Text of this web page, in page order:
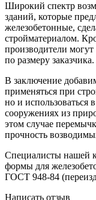
Широкий спектр
зданий, которые
железобетонные,
стройматериалом.
производители
по размеру заказчика.
В заключение
применяться при
но и использоваться
сооружениях из
этом случае
прочность
Специалисты нашей
формы для
ГОСТ 948-84
Написать отзыв